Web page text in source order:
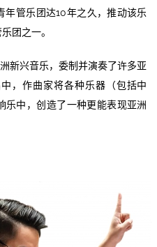
管乐团达10年之久，推动该乐
团之一。
新兴音乐，委制并演奏了许多亚
，作曲家将各种乐器（包括中
乐中，创造了一种更能表现亚洲